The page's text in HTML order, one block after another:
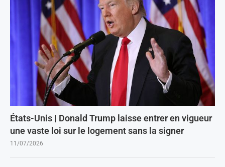
États-Unis | Donald Trump laisse entrer en vigueur
une vaste loi sur le logement sans la signer
11/07/2026